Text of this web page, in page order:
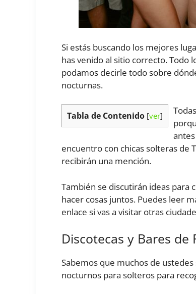
Si estás buscando los mejores
has venido al sitio correcto. Todo
podamos decirle todo sobre
nocturnas.
Tabla de Contenido [ver]
encuentro con chicas solteras de
recibirán una mención.
También se discutirán ideas para
hacer cosas juntos. Puedes leer
enlace si vas a visitar otras
Discotecas y Bares de
Sabemos que muchos de
nocturnos para solteros para